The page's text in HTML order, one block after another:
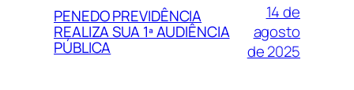
PENEDO PREVIDÊNCIA
REALIZA SUA 1ª AUDIÊNCIA
PÚBLICA
14 de
agosto
de 2025